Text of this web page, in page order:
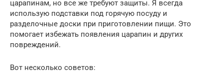
царапинам, но все же требуют защиты. Я всегда
использую подставки под горячую посуду и
разделочные доски при приготовлении пищи. Это
помогает избежать появления царапин и других
повреждений.
Вот несколько советов: